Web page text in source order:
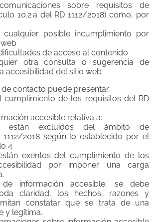
sobre requisitos de
10.2.a del RD 1112/2018) como, por
posible incumplimiento por
de acceso al contenido
otra consulta o sugerencia de
accesibilidad del sitio web
contacto puede presentar:
cumplimiento de los requisitos del RD
accesible relativa a:
están excluidos del ámbito de
1112/2018 según lo establecido por el
4
exentos del cumplimiento de los
por imponer una carga
información accesible, se debe
claridad, los hechos, razones y
constatar que se trata de una
y legítima.